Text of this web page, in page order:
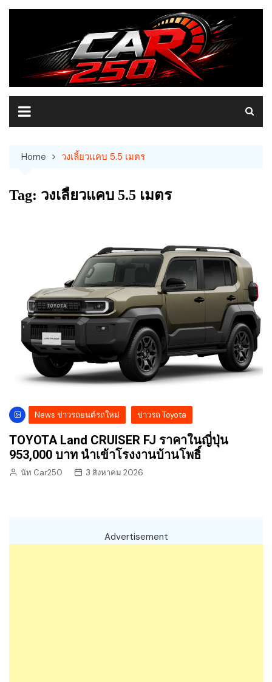
Skip
Home วงเลี้ยวแคบ 5.5 เมตร
Tag: วงเลี้ยวแคบ 5.5 เมตร
News ข่าวรถยนต์รถใหม่ ข่าวรถ Toyota
TOYOTA Land CRUISER FJ ราคาในญี่ปุ่น
953,000 บาท นำเข้าโรงงานบ้านโพธิ์
นัท Car250 3 สิงหาคม 2026
Advertisement